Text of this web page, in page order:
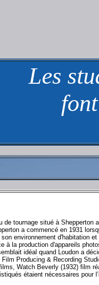
Les
de tournage situé à Shepperton
a commencé en 1931
environnement d'habitation
à la production d'appareils
idéal quand Loudon a
Producing & Recording
Watch Beverly (1932) film
étaient nécessaires